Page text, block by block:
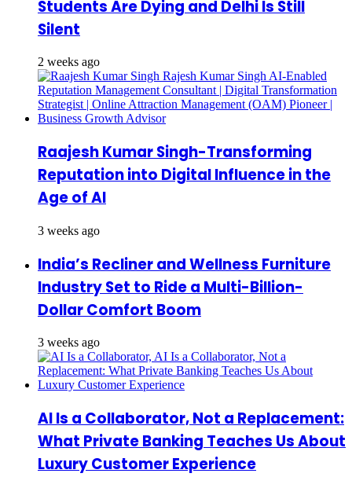
Students Are Dying and Delhi Is Still
Silent
2 weeks ago
Raajesh Kumar Singh-Transforming
Reputation into Digital Influence in the
Age of AI
3 weeks ago
India’s Recliner and Wellness Furniture
Industry Set to Ride a Multi-Billion-
Dollar Comfort Boom
3 weeks ago
AI Is a Collaborator, Not a Replacement:
What Private Banking Teaches Us About
Luxury Customer Experience